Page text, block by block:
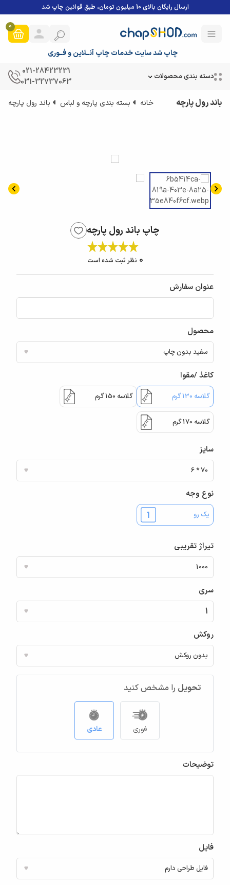
ارسال رایگان بالای 10 میلیون تومان، طبق قوانین چاپ شد
چاپ شد سایت خدمات چاپ آنــلاین و فــوری
0
دسته بندی محصولات
021-28423231
031-32737063
باند رول پارچه خانه بسته بندی پارچه و لباس باند رول پارچه
چاپ باند رول پارچه
0 نظر ثبت شده است
عنوان سفارش
محصول
کاغذ /مقوا
گلاسه 130 گرم گلاسه 150 گرم
گلاسه 170 گرم
سایز
نوع وجه
یک رو
تیراژ تقریبی
سری
روکش
تحویل را مشخص کنید
فوری عادی
توضیحات
فایل